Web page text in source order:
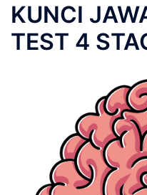
KUNCI
TEST 4